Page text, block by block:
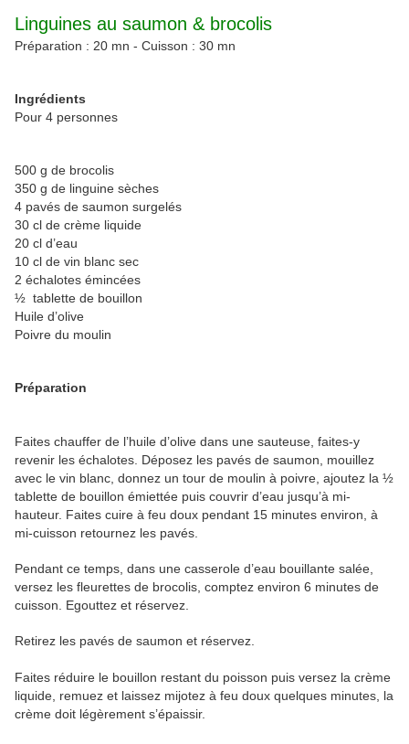
Linguines au saumon & brocolis
Préparation : 20 mn - Cuisson : 30 mn
Ingrédients
Pour 4 personnes
500 g de brocolis
350 g de linguine sèches
4 pavés de saumon surgelés
30 cl de crème liquide
20 cl d’eau
10 cl de vin blanc sec
2 échalotes émincées
½ tablette de bouillon
Huile d’olive
Poivre du moulin
Préparation
Faites chauffer de l’huile d’olive dans une sauteuse, faites-y
revenir les échalotes. Déposez les pavés de saumon, mouillez
avec le vin blanc, donnez un tour de moulin à poivre, ajoutez la ½
tablette de bouillon émiettée puis couvrir d’eau jusqu’à mi-
hauteur. Faites cuire à feu doux pendant 15 minutes environ, à
mi-cuisson retournez les pavés.
Pendant ce temps, dans une casserole d’eau bouillante salée,
versez les fleurettes de brocolis, comptez environ 6 minutes de
cuisson. Egouttez et réservez.
Retirez les pavés de saumon et réservez.
Faites réduire le bouillon restant du poisson puis versez la crème
liquide, remuez et laissez mijotez à feu doux quelques minutes, la
crème doit légèrement s’épaissir.